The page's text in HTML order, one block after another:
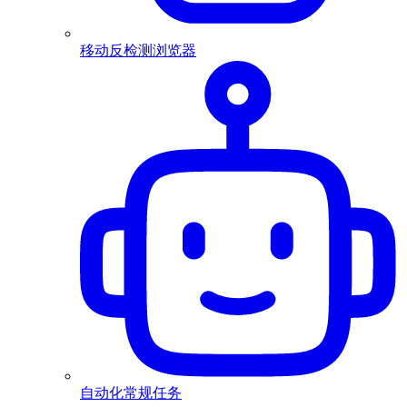
移动反检测浏览器
自动化常规任务